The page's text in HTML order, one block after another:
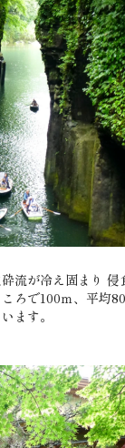
流が冷え固まり 侵
ろで100ｍ、平均
ます。